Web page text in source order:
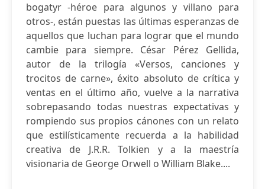
bogatyr -héroe para algunos y villano para
otros-, están puestas las últimas esperanzas de
aquellos que luchan para lograr que el mundo
cambie para siempre. César Pérez Gellida,
autor de la trilogía «Versos, canciones y
trocitos de carne», éxito absoluto de crítica y
ventas en el último año, vuelve a la narrativa
sobrepasando todas nuestras expectativas y
rompiendo sus propios cánones con un relato
que estilísticamente recuerda a la habilidad
creativa de J.R.R. Tolkien y a la maestría
visionaria de George Orwell o William Blake....